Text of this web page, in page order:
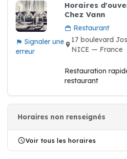
Signaler une
erreur
Horaires
Chez Vann
Restaurant
17 boulevard
NICE — France
Restauration
restaurant
Horaires non renseignés
Voir tous les horaires